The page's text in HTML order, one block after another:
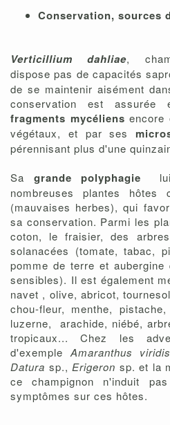
Conservation, sources
Verticillium dahliae,
dispose pas de capacités
de se maintenir aisément
conservation est assurée
fragments mycéliens encore
végétaux, et par ses
pérennisant plus d'une
Sa grande polyphagie
nombreuses plantes hôtes
(mauvaises herbes), qui
sa conservation. Parmi les
coton, le fraisier, des
solanacées (tomate, tabac,
pomme de terre et
sensibles). Il est également
navet , olive, abricot,
chou-fleur, menthe,
luzerne, arachide, niébé,
tropicaux... Chez les
d'exempleAmaranthus viridis
Datura sp.,Erigeron sp. et la
ce champignon n'induit pas
symptômes sur ces hôtes.